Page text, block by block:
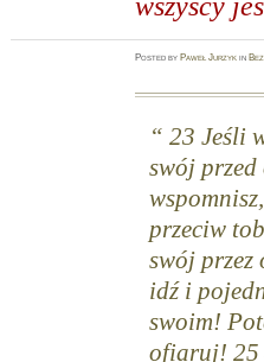
Postedby Paweł Jurzyk in
23 Jeśli
swój przed
przeciw
swój przez
idź i
swoim!
ofiaruj! 25